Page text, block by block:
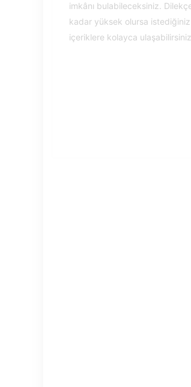
imkânı bulabileceksiniz.
kadar yüksek olursa
içeriklere kolayca ulaşabilirsiniz.